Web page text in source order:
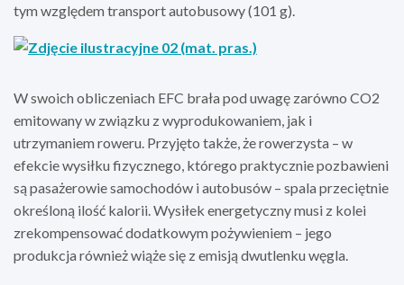
tym względem transport autobusowy (101 g).
W swoich obliczeniach EFC brała pod uwagę zarówno CO2
emitowany w związku z wyprodukowaniem, jak i
utrzymaniem roweru. Przyjęto także, że rowerzysta – w
efekcie wysiłku fizycznego, którego praktycznie pozbawieni
są pasażerowie samochodów i autobusów – spala przeciętnie
określoną ilość kalorii. Wysiłek energetyczny musi z kolei
zrekompensować dodatkowym pożywieniem – jego
produkcja również wiąże się z emisją dwutlenku węgla.